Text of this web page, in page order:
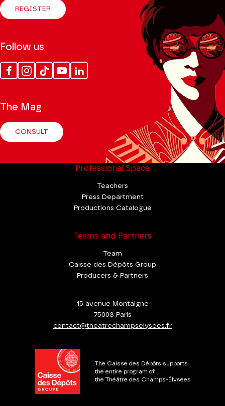
REGISTER
Follow us
FacebookInstagram
Tik
Tok
YoutubeLinkedin
The Mag
CONSULT
Professional Space
Teachers
Press Department
Productions Catalogue
Teams and Partners
Team
Caisse des Dépôts Group
Producers & Partners
15 avenue Montaigne
75008 Paris
contact@theatrechampselysees.fr
The Caisse des Dépôts supports
the entire program of
the Théâtre des Champs-Élysées